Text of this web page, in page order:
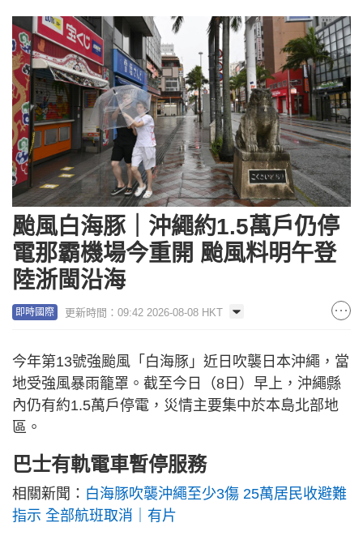
颱風白海豚｜沖繩約1.5萬戶仍停
電那霸機場今重開 颱風料明午登
陸浙閩沿海
即時國際 更新時間：09:42 2026-08-08 HKT
今年第13號強颱風「白海豚」近日吹襲日本沖繩，當
地受強風暴雨籠罩。截至今日（8日）早上，沖繩縣
內仍有約1.5萬戶停電，災情主要集中於本島北部地
區。
巴士有軌電車暫停服務
相關新聞： 白海豚吹襲沖繩至少3傷 25萬居民收避難
指示 全部航班取消｜有片